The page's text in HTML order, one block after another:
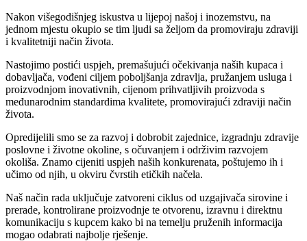
Nakon višegodišnjeg iskustva u lijepoj našoj i inozemstvu, na
jednom mjestu okupio se tim ljudi sa željom da promoviraju zdraviji
i kvalitetniji način života.
Nastojimo postići uspjeh, premašujući očekivanja naših kupaca i
dobavljača, vođeni ciljem poboljšanja zdravlja, pružanjem usluga i
proizvodnjom inovativnih, cijenom prihvatljivih proizvoda s
međunarodnim standardima kvalitete, promovirajući zdraviji način
života.
Opredijelili smo se za razvoj i dobrobit zajednice, izgradnju zdravije
poslovne i životne okoline, s očuvanjem i održivim razvojem
okoliša. Znamo cijeniti uspjeh naših konkurenata, poštujemo ih i
učimo od njih, u okviru čvrstih etičkih načela.
Naš način rada uključuje zatvoreni ciklus od uzgajivača sirovine i
prerade, kontrolirane proizvodnje te otvorenu, izravnu i direktnu
komunikaciju s kupcem kako bi na temelju pruženih informacija
mogao odabrati najbolje rješenje.